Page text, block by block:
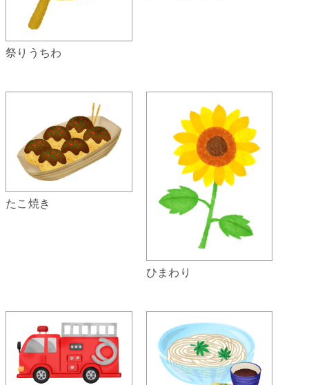
祭りうちわ
たこ焼き
ひまわり